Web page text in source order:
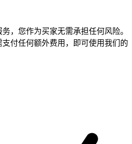
，您作为买家无需承担任何风险。
付任何额外费用，即可使用我们的